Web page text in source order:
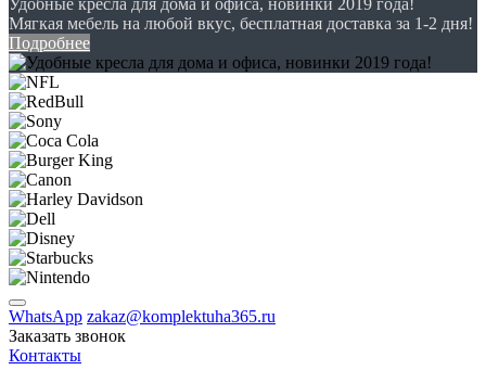
Мягкая мебель на любой вкус, бесплатная доставка за 1-2 дня!
Подробнее
WhatsApp zakaz@komplektuha365.ru
Заказать звонок
Контакты